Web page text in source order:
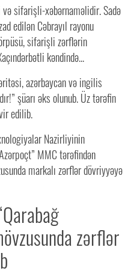
zərflər
Nazirliyinin
MMC tərəfindən
markalı zərflər dövriyyəyə
azərbaycan və ingilis
şüarı əks olunub. Üz tərəfin
edilib.
sifarişli-xəbərnaməlidir. Sadə
edilən Cəbrayıl rayonu
sifarişli zərflərin
kəndində...